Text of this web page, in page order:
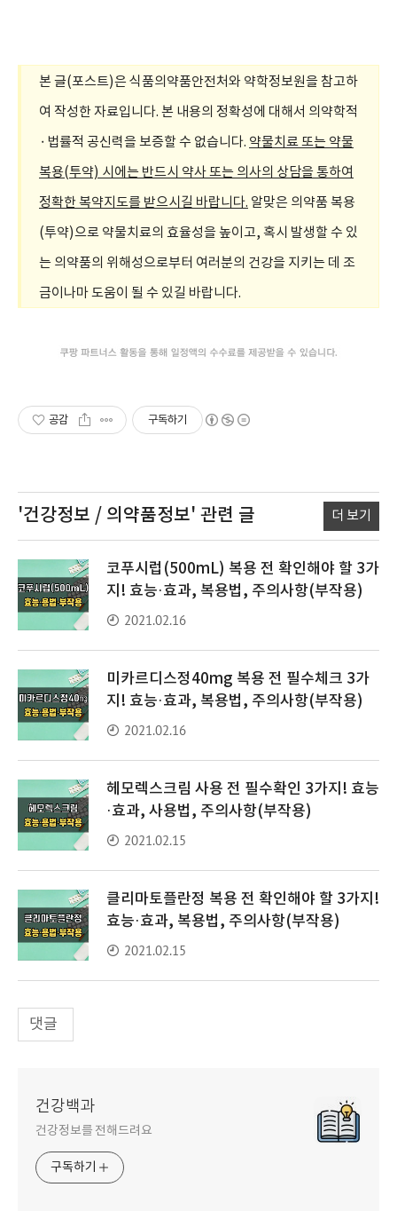
본 글(포스트)은 식품의약품안전처와 약학정보원을 참고하
여 작성한 자료입니다. 본 내용의 정확성에 대해서 의약학적
·법률적 공신력을 보증할 수 없습니다. 약물치료 또는 약물
복용(투약) 시에는 반드시 약사 또는 의사의 상담을 통하여
정확한 복약지도를 받으시길 바랍니다. 알맞은 의약품 복용
(투약)으로 약물치료의 효율성을 높이고, 혹시 발생할 수 있
는 의약품의 위해성으로부터 여러분의 건강을 지키는 데 조
금이나마 도움이 될 수 있길 바랍니다.
공감 구독하기
'건강정보 / 의약품정보' 관련 글 더 보기
코푸시럽(500mL) 복용 전 확인해야 할 3가
지! 효능·효과, 복용법, 주의사항(부작용)
2021.02.16
미카르디스정40mg 복용 전 필수체크 3가
지! 효능·효과, 복용법, 주의사항(부작용)
2021.02.16
헤모렉스크림 사용 전 필수확인 3가지! 효능
·효과, 사용법, 주의사항(부작용)
2021.02.15
클리마토플란정 복용 전 확인해야 할 3가지!
효능·효과, 복용법, 주의사항(부작용)
2021.02.15
댓글
건강백과
건강정보를 전해드려요
구독하기